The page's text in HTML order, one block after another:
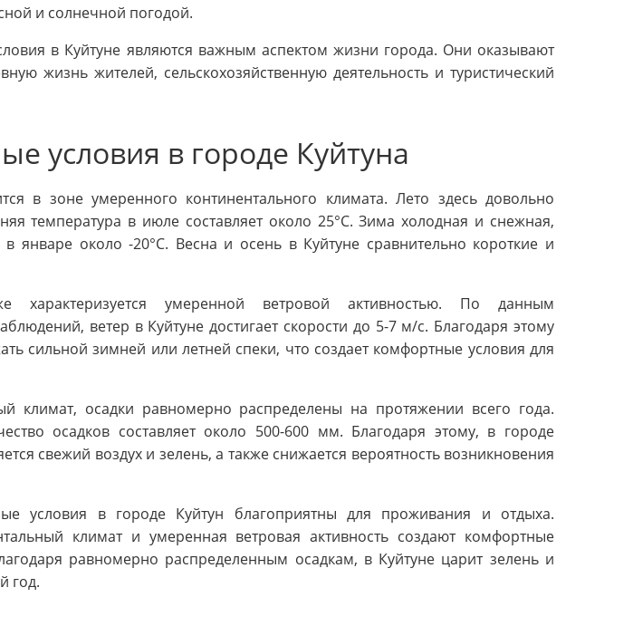
и солнечной погодой.
в Куйтуне являются важным аспектом жизни города. Они оказывают
жизнь жителей, сельскохозяйственную деятельность и туристический
условия в городе Куйтуна
в зоне умеренного континентального климата. Лето здесь довольно
температура в июле составляет около 25°C. Зима холодная и снежная,
в январе около -20°C. Весна и осень в Куйтуне сравнительно короткие и
характеризуется умеренной ветровой активностью. По данным
ветер в Куйтуне достигает скорости до 5-7 м/с. Благодаря этому
сильной зимней или летней спеки, что создает комфортные условия для
климат, осадки равномерно распределены на протяжении всего года.
осадков составляет около 500-600 мм. Благодаря этому, в городе
свежий воздух и зелень, а также снижается вероятность возникновения
условия в городе Куйтун благоприятны для проживания и отдыха.
климат и умеренная ветровая активность создают комфортные
равномерно распределенным осадкам, в Куйтуне царит зелень и
год.